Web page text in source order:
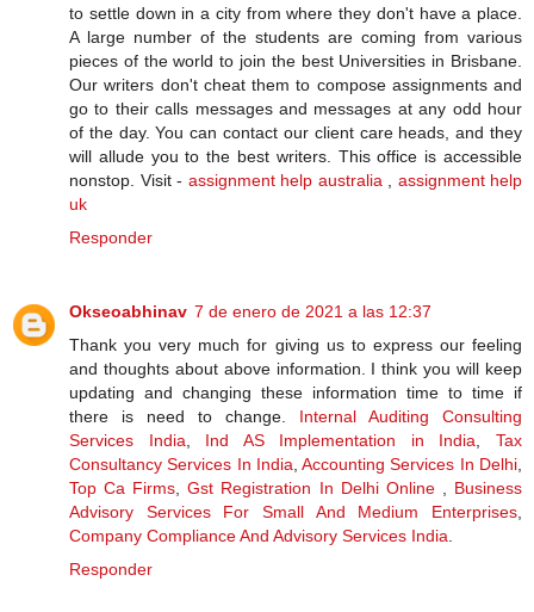
to settle down in a city from where they don't have a place.
A large number of the students are coming from various
pieces of the world to join the best Universities in Brisbane.
Our writers don't cheat them to compose assignments and
go to their calls messages and messages at any odd hour
of the day. You can contact our client care heads, and they
will allude you to the best writers. This office is accessible
nonstop. Visit - assignment help australia
assignment help
uk
Responder
Okseoabhinav 7 de enero de 2021 a las 12:37
Thank you very much for giving us to express our feeling
and thoughts about above information. I think you will keep
updating and changing these information time to time if
there is need to change. Internal Auditing Consulting
Services India
Ind AS Implementation in India ,Tax
Consultancy Services In India ,Accounting Services In Delhi
Top Ca Firms ,Gst Registration In Delhi Online
Business
Advisory Services For Small And Medium Enterprises
Company Compliance And Advisory Services India
Responder